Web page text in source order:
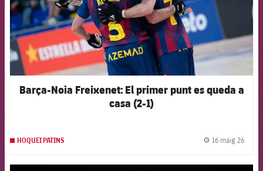
Barça-Noia Freixenet: El primer punt es queda a
casa (2-1)
HOQUEI PATINS 16 maig 26